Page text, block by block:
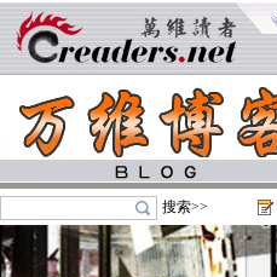
搜索>>